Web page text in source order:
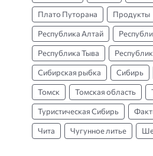
Плато Путорана Продукты
Республика Алтай
Республика Тыва
Сибирская рыбка Сибирь
Томск Томская область
Туристическая Сибирь
Чита Чугунное литье